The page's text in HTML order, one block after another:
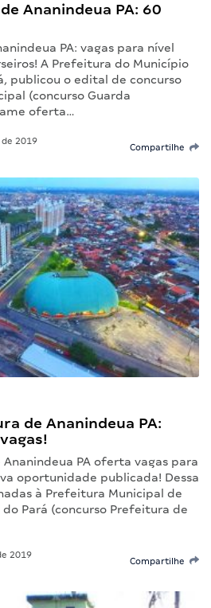
Ananindeua PA: 60
PA: vagas para nível
A Prefeitura do Município
publicou o edital de concurso
(concurso Guarda
oferta…
de 2019
Compartilhe
de Ananindeua PA:
PA oferta vagas para
oportunidade publicada! Dessa
à Prefeitura Municipal de
Pará (concurso Prefeitura de
2019
Compartilhe